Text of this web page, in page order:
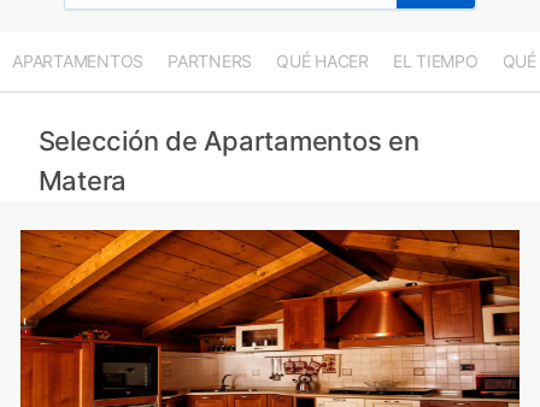
APARTAMENTOS PARTNERS QUÉ HACER EL TIEMPO QUÉ
Selección de Apartamentos en
Matera